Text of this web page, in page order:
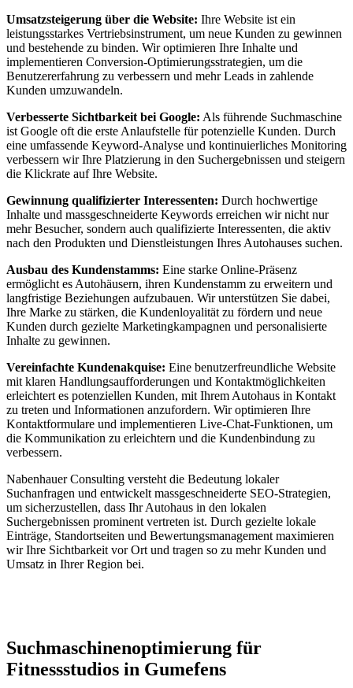
Umsatzsteigerung über die Website: Ihre Website ist ein
leistungsstarkes Vertriebsinstrument, um neue Kunden zu gewinnen
und bestehende zu binden. Wir optimieren Ihre Inhalte und
implementieren Conversion-Optimierungsstrategien, um die
Benutzererfahrung zu verbessern und mehr Leads in zahlende
Kunden umzuwandeln.
Verbesserte Sichtbarkeit bei Google: Als führende Suchmaschine
ist Google oft die erste Anlaufstelle für potenzielle Kunden. Durch
eine umfassende Keyword-Analyse und kontinuierliches Monitoring
verbessern wir Ihre Platzierung in den Suchergebnissen und steigern
die Klickrate auf Ihre Website.
Gewinnung qualifizierter Interessenten: Durch hochwertige
Inhalte und massgeschneiderte Keywords erreichen wir nicht nur
mehr Besucher, sondern auch qualifizierte Interessenten, die aktiv
nach den Produkten und Dienstleistungen Ihres Autohauses suchen.
Ausbau des Kundenstamms: Eine starke Online-Präsenz
ermöglicht es Autohäusern, ihren Kundenstamm zu erweitern und
langfristige Beziehungen aufzubauen. Wir unterstützen Sie dabei,
Ihre Marke zu stärken, die Kundenloyalität zu fördern und neue
Kunden durch gezielte Marketingkampagnen und personalisierte
Inhalte zu gewinnen.
Vereinfachte Kundenakquise: Eine benutzerfreundliche Website
mit klaren Handlungsaufforderungen und Kontaktmöglichkeiten
erleichtert es potenziellen Kunden, mit Ihrem Autohaus in Kontakt
zu treten und Informationen anzufordern. Wir optimieren Ihre
Kontaktformulare und implementieren Live-Chat-Funktionen, um
die Kommunikation zu erleichtern und die Kundenbindung zu
verbessern.
Nabenhauer Consulting versteht die Bedeutung lokaler
Suchanfragen und entwickelt massgeschneiderte SEO-Strategien,
um sicherzustellen, dass Ihr Autohaus in den lokalen
Suchergebnissen prominent vertreten ist. Durch gezielte lokale
Einträge, Standortseiten und Bewertungsmanagement maximieren
wir Ihre Sichtbarkeit vor Ort und tragen so zu mehr Kunden und
Umsatz in Ihrer Region bei.
Suchmaschinenoptimierung für
Fitnessstudios in Gumefens